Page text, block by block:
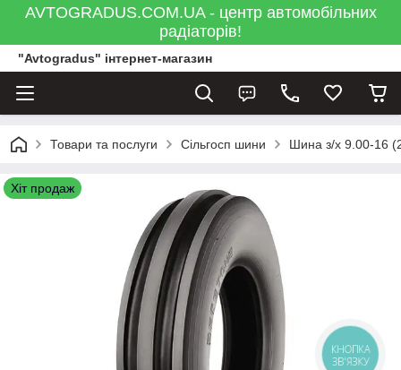
AVTOGRADUS.COM.UA - центр автомобільних
радіаторів!
"Avtogradus" інтернет-магазин
Товари та послуги Сільгосп шини Шина з/х 9.00-16
Хіт продаж
КНОПКА
ЗВ'ЯЗКУ